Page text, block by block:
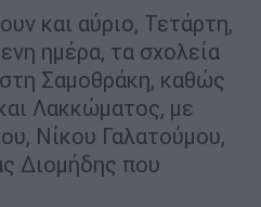
και αύριο, Τετάρτη,
ημέρα, τα σχολεία
Σαμοθράκη, καθώς
Λακκώματος, με
Νίκου Γαλατούμου,
Διομήδης που